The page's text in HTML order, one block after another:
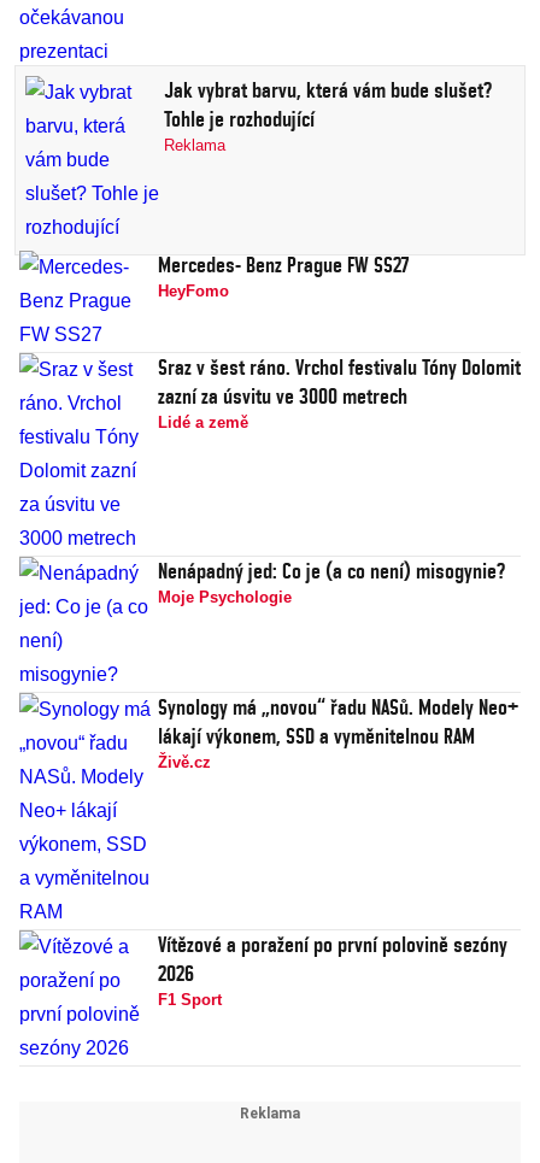
Jak vybrat barvu, která vám bude slušet?
Tohle je rozhodující
Reklama
Mercedes- Benz Prague FW SS27
HeyFomo
Sraz v šest ráno. Vrchol festivalu Tóny Dolomit
zazní za úsvitu ve 3000 metrech
Lidé a země
Nenápadný jed: Co je (a co není) misogynie?
Moje Psychologie
Synology má „novou“ řadu NASů. Modely Neo+
lákají výkonem, SSD a vyměnitelnou RAM
Živě.cz
Vítězové a poražení po první polovině sezóny
2026
F1 Sport